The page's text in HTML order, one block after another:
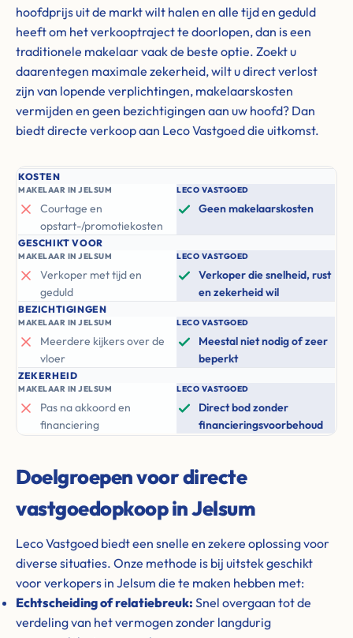
hoofdprijs uit de markt wilt halen en alle tijd en geduld
heeft om het verkooptraject te doorlopen, dan is een
traditionele makelaar vaak de beste optie. Zoekt u
daarentegen maximale zekerheid, wilt u direct verlost
zijn van lopende verplichtingen, makelaarskosten
vermijden en geen bezichtigingen aan uw hoofd? Dan
biedt directe verkoop aan Leco Vastgoed die uitkomst.
KOSTEN
MAKELAAR IN JELSUM
Courtage en
opstart-/promotiekosten
LECO VASTGOED
Geen makelaarskosten
GESCHIKT VOOR
MAKELAAR IN JELSUM
Verkoper met tijd en
geduld
LECO VASTGOED
Verkoper die snelheid, rust
en zekerheid wil
BEZICHTIGINGEN
MAKELAAR IN JELSUM
Meerdere kijkers over de
vloer
LECO VASTGOED
Meestal niet nodig of zeer
beperkt
ZEKERHEID
MAKELAAR IN JELSUM
Pas na akkoord en
financiering
LECO VASTGOED
Direct bod zonder
financieringsvoorbehoud
Doelgroepen voor directe
vastgoedopkoop in Jelsum
Leco Vastgoed biedt een snelle en zekere oplossing voor
diverse situaties. Onze methode is bij uitstek geschikt
voor verkopers in Jelsum die te maken hebben met:
Echtscheiding of relatiebreuk: Snel overgaan tot de
verdeling van het vermogen zonder langdurig